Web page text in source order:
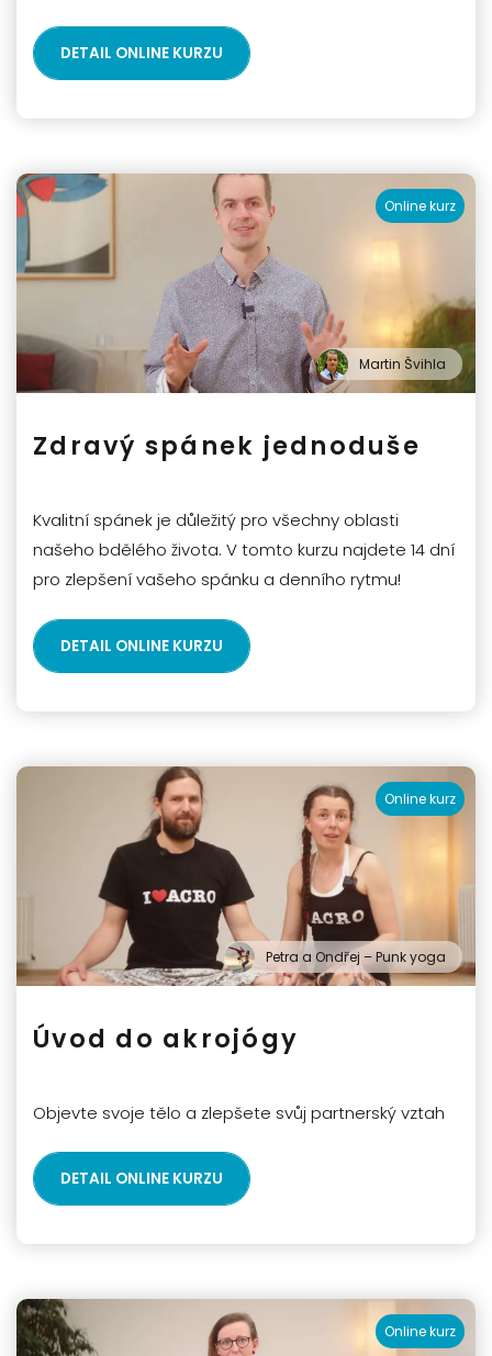
DETAIL ONLINE KURZU
Martin Švihla
Online kurz
Zdravý spánek jednoduše
Kvalitní spánek je důležitý pro všechny oblasti
našeho bdělého života. V tomto kurzu najdete 14 dní
pro zlepšení vašeho spánku a denního rytmu!
DETAIL ONLINE KURZU
Petra a Ondřej – Punk yoga
Online kurz
Úvod do akrojógy
Objevte svoje tělo a zlepšete svůj partnerský vztah
DETAIL ONLINE KURZU
Online kurz